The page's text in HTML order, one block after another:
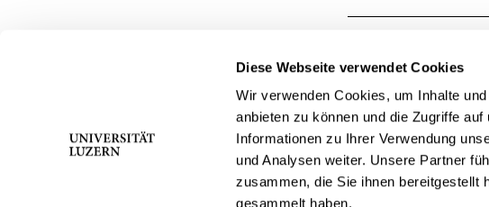
Diese Webseite verwendet Cookies
Wir verwenden Cookies, um Inhalte
anbieten zu können und die Zugriffe
Informationen zu Ihrer Verwendung
und Analysen weiter. Unsere Partner
zusammen, die Sie ihnen bereitgestellt
gesammelt haben.
Stellensuchende
Förderer